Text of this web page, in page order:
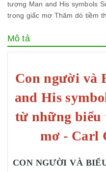
tượng Man and His symbols
trong giấc mơ Thăm dò tiềm
Mô tả
Con người và
and His
từ những biểu
mơ - Carl
CON NGƯỜI VÀ